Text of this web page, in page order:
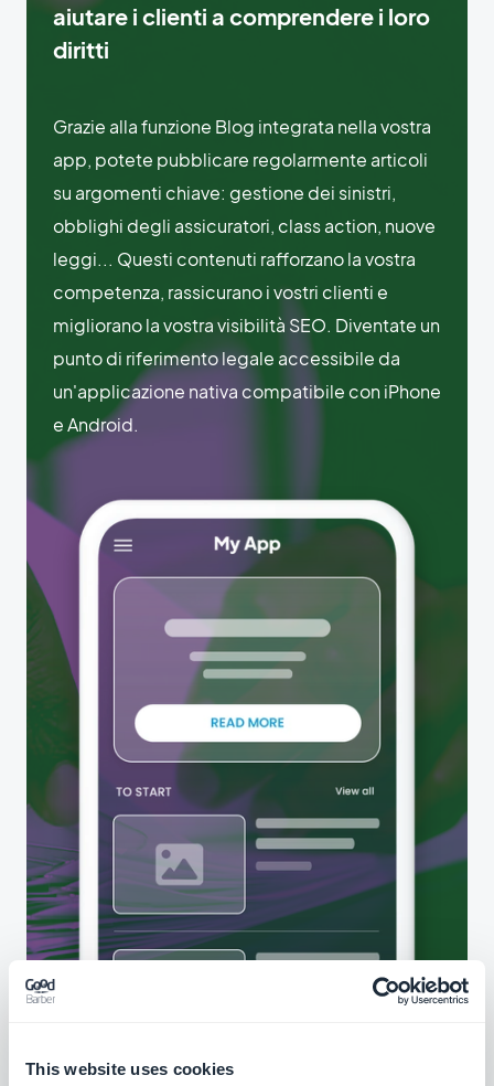
This website uses cookies
aiutare i clienti a comprendere i loro
diritti
Grazie alla funzione Blog integrata nella vostra
app, potete pubblicare regolarmente articoli
su argomenti chiave: gestione dei sinistri,
obblighi degli assicuratori, class action, nuove
leggi... Questi contenuti rafforzano la vostra
competenza, rassicurano i vostri clienti e
migliorano la vostra visibilità SEO. Diventate un
punto di riferimento legale accessibile da
un'applicazione nativa compatibile con iPhone
e Android.